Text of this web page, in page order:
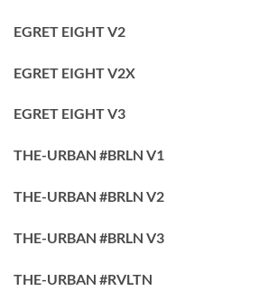
EGRET EIGHT V2
EGRET EIGHT V2X
EGRET EIGHT V3
THE-URBAN #BRLN V1
THE-URBAN #BRLN V2
THE-URBAN #BRLN V3
THE-URBAN #RVLTN